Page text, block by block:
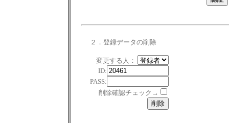
２．登録データの削除
変更する人：
ID:
PASS:
削除確認チェック→